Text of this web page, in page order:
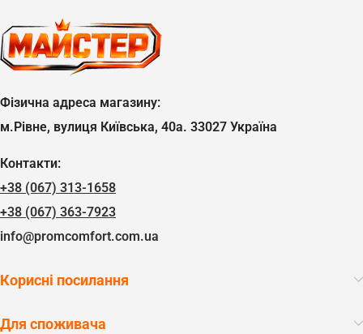
Фізична адреса магазину:
м.Рівне, вулиця Київська, 40а. 33027 Україна
Контакти:
+38 (067) 313-1658
+38 (067) 363-7923
info@promcomfort.com.ua
Корисні посилання
Для споживача